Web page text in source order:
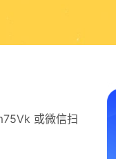
或微信扫